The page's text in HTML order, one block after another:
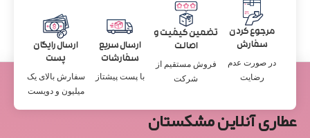
مرجوع کردن
سفارش
در صورت عدم
رضایت
تضمین کیفیت و
اصالت
فروش مستقیم از
شرکت
ارسال سریع
سفارشات
با پست پیشتاز
ارسال رایگان
پست
سفارش بالای یک
میلیون و دویست
عطاری آنلاین مشکستان